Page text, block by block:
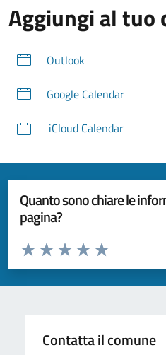
Aggiungi al tuo
Outlook
Google Calendar
iCloud Calendar
Quanto sono chiare le
pagina?
Valuta da 1 a 5 stelle la pagina
Valuta 5 stelle
Valuta 4 stelle su 5
Valuta 3 stelle su 5
Valuta 2 stelle su 5
Valuta 1 stelle su 5
Contatta il comune